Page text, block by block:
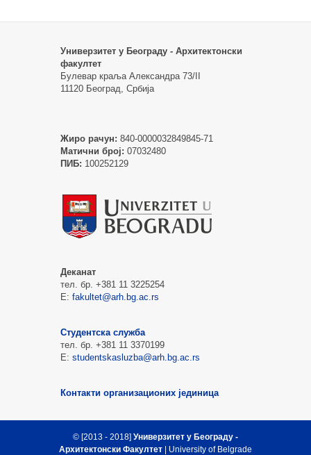
Универзитет у Београду - Архитектонски
факултет
Булевар краља Александра 73/II
11120 Београд, Србија
Жиро рачун: 840-0000032849845-71
Матични број: 07032480
ПИБ: 100252129
Деканат
тел. бр. +381 11 3225254
Е: fakultet@arh.bg.ac.rs
Студентска служба
тел. бр. +381 11 3370199
Е: studentskasluzba@arh.bg.ac.rs
Контакти организационих јединица
© [2013 - 2018] Универзитет у Београду -
Архитектонски Факултет | University of Belgrade